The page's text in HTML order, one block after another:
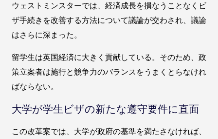
ウェストミンスターでは、経済成長を損なうことなくビ
ザ手続きを改善する方法について議論が交わされ、議論
はさらに深まった。
留学生は英国経済に大きく貢献している。そのため、政
策立案者は施行と競争力のバランスをうまくとらなけれ
ばならない。
大学が学生ビザの新たな遵守要件に直面
この改革案では、大学が政府の基準を満たさなければ、